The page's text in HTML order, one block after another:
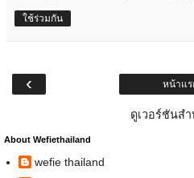
ใช้ร่วมกัน
‹ หน้าแร
ดูเวอร์ชันสำ
About Wefiethailand
wefie thailand